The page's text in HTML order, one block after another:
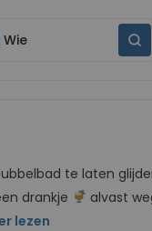
Wie
te laten
drankje
alvast
lezen